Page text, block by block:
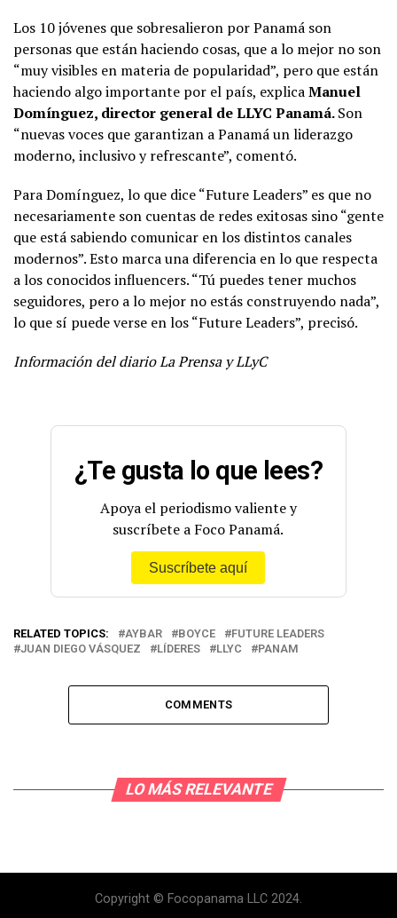
Los 10 jóvenes que sobresalieron por Panamá son
personas que están haciendo cosas, que a lo mejor no son
“muy visibles en materia de popularidad”, pero que están
haciendo algo importante por el país, explicaManuel
Domínguez, director general de LLYC Panamá.Son
“nuevas voces que garantizan a Panamá un liderazgo
moderno, inclusivo y refrescante”, comentó.
Para Domínguez, lo que dice “Future Leaders” es que no
necesariamente son cuentas de redes exitosas sino “gente
que está sabiendo comunicar en los distintos canales
modernos”. Esto marca una diferencia en lo que respecta
a los conocidos influencers. “Tú puedes tener muchos
seguidores, pero a lo mejor no estás construyendo nada”,
lo que sí puede verse en los “Future Leaders”, precisó.
Información del diario La Prensa y LLyC
¿Te gusta lo que lees?
Apoya el periodismo valiente y
suscríbete a Foco Panamá.
Suscríbete aquí
RELATED TOPICS: AYBAR BOYCE
FUTURE LEADERS
JUAN DIEGO VÁSQUEZ
LÍDERES LLYC PANAM
COMMENTS
LO MÁS RELEVANTE
Copyright © Focopanama LLC 2024.